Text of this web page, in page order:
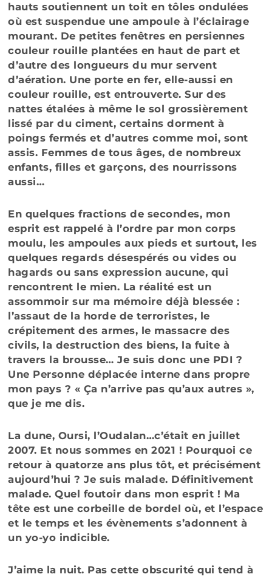
hauts soutiennent un toit en tôles ondulées
où est suspendue une ampoule à l’éclairage
mourant. De petites fenêtres en persiennes
couleur rouille plantées en haut de part et
d’autre des longueurs du mur servent
d’aération. Une porte en fer, elle-aussi en
couleur rouille, est entrouverte. Sur des
nattes étalées à même le sol grossièrement
lissé par du ciment, certains dorment à
poings fermés et d’autres comme moi, sont
assis. Femmes de tous âges, de nombreux
enfants, filles et garçons, des nourrissons
aussi…
En quelques fractions de secondes, mon
esprit est rappelé à l’ordre par mon corps
moulu, les ampoules aux pieds et surtout, les
quelques regards désespérés ou vides ou
hagards ou sans expression aucune, qui
rencontrent le mien. La réalité est un
assommoir sur ma mémoire déjà blessée :
l’assaut de la horde de terroristes, le
crépitement des armes, le massacre des
civils, la destruction des biens, la fuite à
travers la brousse… Je suis donc une PDI ?
Une Personne déplacée interne dans propre
mon pays ? « Ça n’arrive pas qu’aux autres »,
que je me dis.
La dune, Oursi, l’Oudalan…c’était en juillet
2007. Et nous sommes en 2021 ! Pourquoi ce
retour à quatorze ans plus tôt, et précisément
aujourd’hui ? Je suis malade. Définitivement
malade. Quel foutoir dans mon esprit ! Ma
tête est une corbeille de bordel où, et l’espace
et le temps et les évènements s’adonnent à
un yo-yo indicible.
J’aime la nuit. Pas cette obscurité qui tend à